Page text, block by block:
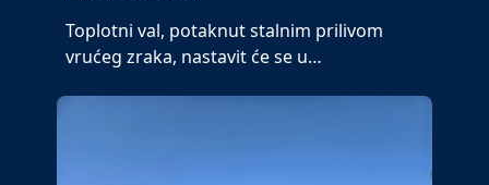
Toplotni val, potaknut stalnim prilivom
vrućeg zraka, nastavit će se u…